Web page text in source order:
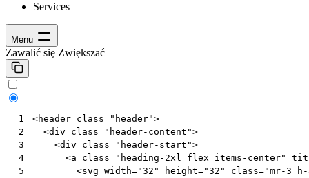
Services
Menu
Zawalić się Zwiększać
1
2
3
4
5
<header class="header">
<div class="header-content">
<div class="header-start">
<a class="heading-2xl flex items-center"
<svg width="32" height="32" class="mr-3